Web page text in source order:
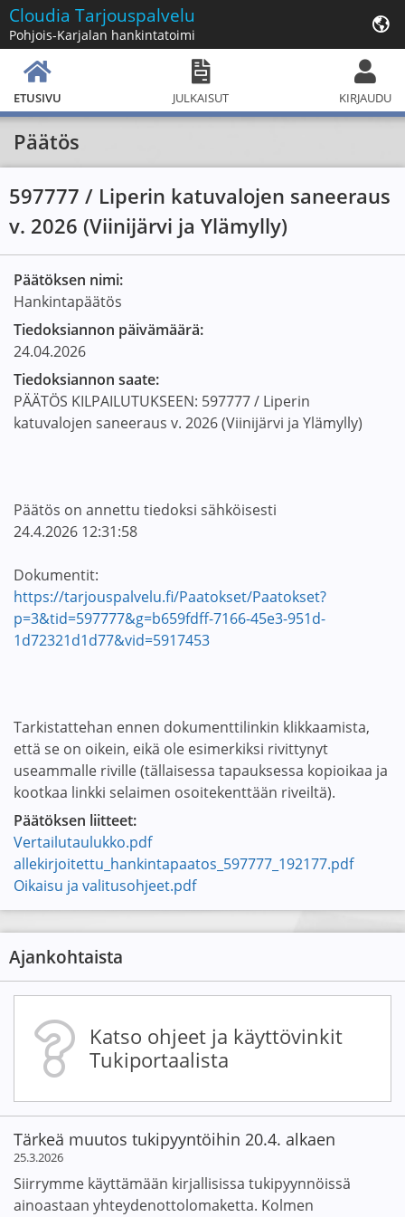
Cloudia Tarjouspalvelu
Pohjois-Karjalan hankintatoimi
ETUSIVU JULKAISUT KIRJAUDU
Päätös
597777 / Liperin katuvalojen saneeraus
v. 2026 (Viinijärvi ja Ylämylly)
Päätöksen nimi:
Hankintapäätös
Tiedoksiannon päivämäärä:
24.04.2026
Tiedoksiannon saate:
PÄÄTÖS KILPAILUTUKSEEN: 597777 / Liperin
katuvalojen saneeraus v. 2026 (Viinijärvi ja Ylämylly)
Päätös on annettu tiedoksi sähköisesti
24.4.2026 12:31:58
Dokumentit:
https://tarjouspalvelu.fi/Paatokset/Paatokset?
p=3&tid=597777&g=b659fdff-7166-45e3-951d-
1d72321d1d77&vid=5917453
Tarkistattehan ennen dokumenttilinkin klikkaamista,
että se on oikein, eikä ole esimerkiksi rivittynyt
useammalle riville (tällaisessa tapauksessa kopioikaa ja
kootkaa linkki selaimen osoitekenttään riveiltä).
Päätöksen liitteet:
Vertailutaulukko.pdf
allekirjoitettu_hankintapaatos_597777_192177.pdf
Oikaisu ja valitusohjeet.pdf
Ajankohtaista
Katso ohjeet ja käyttövinkit
Tukiportaalista
Tärkeä muutos tukipyyntöihin 20.4. alkaen
25.3.2026
Siirrymme käyttämään kirjallisissa tukipyynnöissä
ainoastaan yhteydenottolomaketta. Kolmen